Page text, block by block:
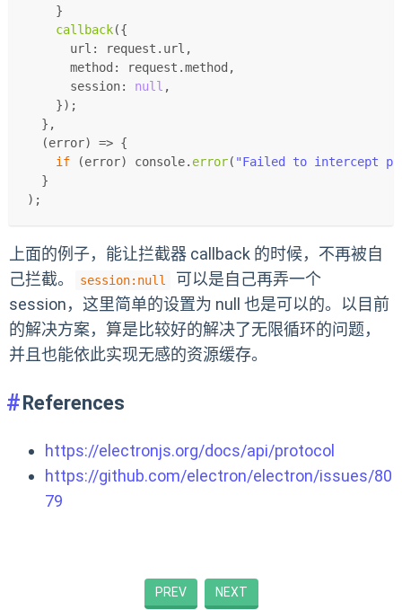
    }
callback({
url : request. url ,
method : request.method ,
session: null ,
    });
  },
(error) => {
if (error) console. error( "Failed to intercept
  }
);
上面的例子，能让拦截器 callback 的时候，不再被自
己拦截。
session:null
可以是自己再弄一个
session，这里简单的设置为 null 也是可以的。以目前
的解决方案，算是比较好的解决了无限循环的问题，
并且也能依此实现无感的资源缓存。
References
https://electronjs.org/docs/api/protocol
https://github.com/electron/electron/issues/80
79
PREV NEXT